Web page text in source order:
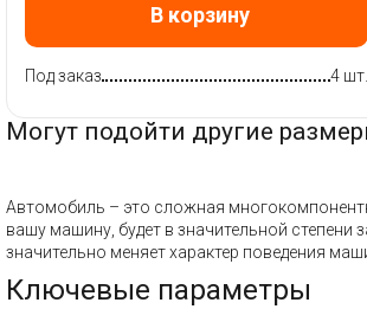
В корзину
Под заказ 4 шт.
Могут подойти другие
Автомобиль – это сложная
вашу машину, будет в значительной
значительно меняет характер поведения
Ключевые параметры